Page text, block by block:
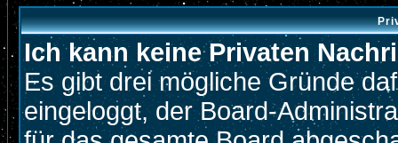
Ich kann keine Privaten
Es gibt drei mögliche Gründe
eingeloggt, der Board-